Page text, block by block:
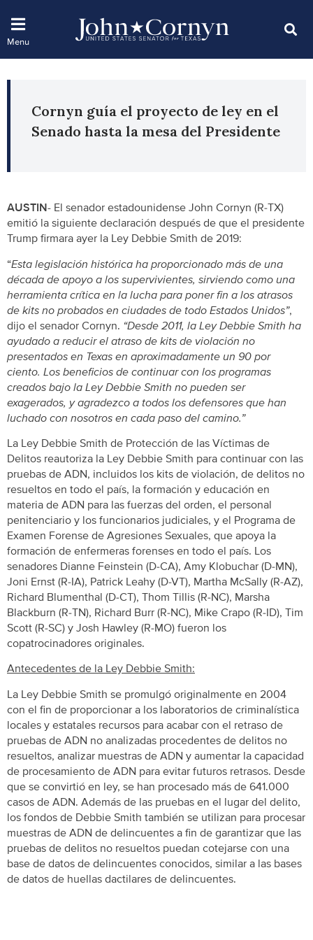
Cornyn guía el proyecto de ley en el
Senado hasta la mesa del Presidente
AUSTIN- El senador estadounidense John Cornyn (R-TX)
emitió la siguiente declaración después de que el presidente
Trump firmara ayer la Ley Debbie Smith de 2019:
“Esta legislación histórica ha proporcionado más de una
década de apoyo a los supervivientes, sirviendo como una
herramienta crítica en la lucha para poner fin a los atrasos
de kits no probados en ciudades de todo Estados Unidos”,
dijo el senador Cornyn. “Desde 2011, la Ley Debbie Smith ha
ayudado a reducir el atraso de kits de violación no
presentados en Texas en aproximadamente un 90 por
ciento. Los beneficios de continuar con los programas
creados bajo la Ley Debbie Smith no pueden ser
exagerados, y agradezco a todos los defensores que han
luchado con nosotros en cada paso del camino.”
La Ley Debbie Smith de Protección de las Víctimas de
Delitos reautoriza la Ley Debbie Smith para continuar con las
pruebas de ADN, incluidos los kits de violación, de delitos no
resueltos en todo el país, la formación y educación en
materia de ADN para las fuerzas del orden, el personal
penitenciario y los funcionarios judiciales, y el Programa de
Examen Forense de Agresiones Sexuales, que apoya la
formación de enfermeras forenses en todo el país. Los
senadores Dianne Feinstein (D-CA), Amy Klobuchar (D-MN),
Joni Ernst (R-IA), Patrick Leahy (D-VT), Martha McSally (R-AZ),
Richard Blumenthal (D-CT), Thom Tillis (R-NC), Marsha
Blackburn (R-TN), Richard Burr (R-NC), Mike Crapo (R-ID), Tim
Scott (R-SC) y Josh Hawley (R-MO) fueron los
copatrocinadores originales.
Antecedentes de la Ley Debbie Smith:
La Ley Debbie Smith se promulgó originalmente en 2004
con el fin de proporcionar a los laboratorios de criminalística
locales y estatales recursos para acabar con el retraso de
pruebas de ADN no analizadas procedentes de delitos no
resueltos, analizar muestras de ADN y aumentar la capacidad
de procesamiento de ADN para evitar futuros retrasos. Desde
que se convirtió en ley, se han procesado más de 641.000
casos de ADN. Además de las pruebas en el lugar del delito,
los fondos de Debbie Smith también se utilizan para procesar
muestras de ADN de delincuentes a fin de garantizar que las
pruebas de delitos no resueltos puedan cotejarse con una
base de datos de delincuentes conocidos, similar a las bases
de datos de huellas dactilares de delincuentes.